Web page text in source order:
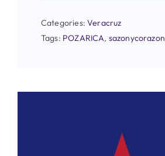
Categories:Veracruz
Tags: POZARICA, sazonycorazon